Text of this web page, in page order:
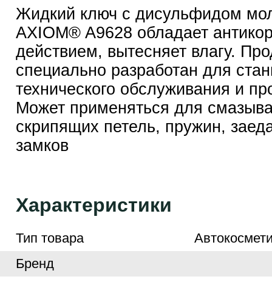
Жидкий ключ с дисульфидом
AXIOM® A9628 обладает
действием, вытесняет влагу.
специально разработан для
технического обслуживания и
Может применяться для
скрипящих петель, пружин,
замков
Характеристики
Тип товара
Бренд